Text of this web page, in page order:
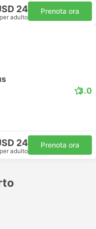
24
per adulto
Prenota ora
3.0
24
per adulto
Prenota ora